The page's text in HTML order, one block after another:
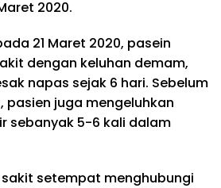
2020.
21 Maret 2020, pasein
dengan keluhan demam,
napas sejak 6 hari. Sebelum
pasien juga mengeluhkan
sebanyak 5-6 kali dalam
setempat menghubungi